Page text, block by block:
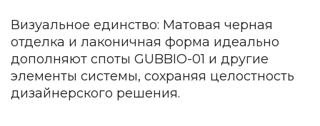
Бренды
Реализованные проекты
Визуальное единство: Матовая черная
отделка и лаконичная форма идеально
дополняют споты GUBBIO-01 и другие
элементы системы, сохраняя целостность
дизайнерского решения.